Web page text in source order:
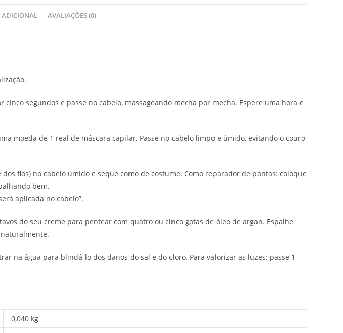
ADICIONAL AVALIAÇÕES (0)
segundos e passe no cabelo, massageando mecha por mecha. Espere uma hora e
moeda de 1 real de máscara capilar. Passe no cabelo limpo e úmido, evitando o couro
fios) no cabelo úmido e seque como de costume. Como reparador de pontas: coloque
bem.
aplicada no cabelo”.
do seu creme para pentear com quatro ou cinco gotas de óleo de argan. Espalhe
na água para blindá-lo dos danos do sal e do cloro. Para valorizar as luzes: passe 1
0,040 kg